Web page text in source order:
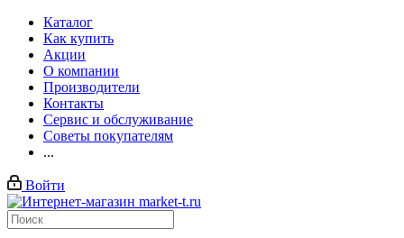
Каталог
Как купить
Акции
О компании
Производители
Контакты
Сервис и обслуживание
Советы покупателям
...
Войти